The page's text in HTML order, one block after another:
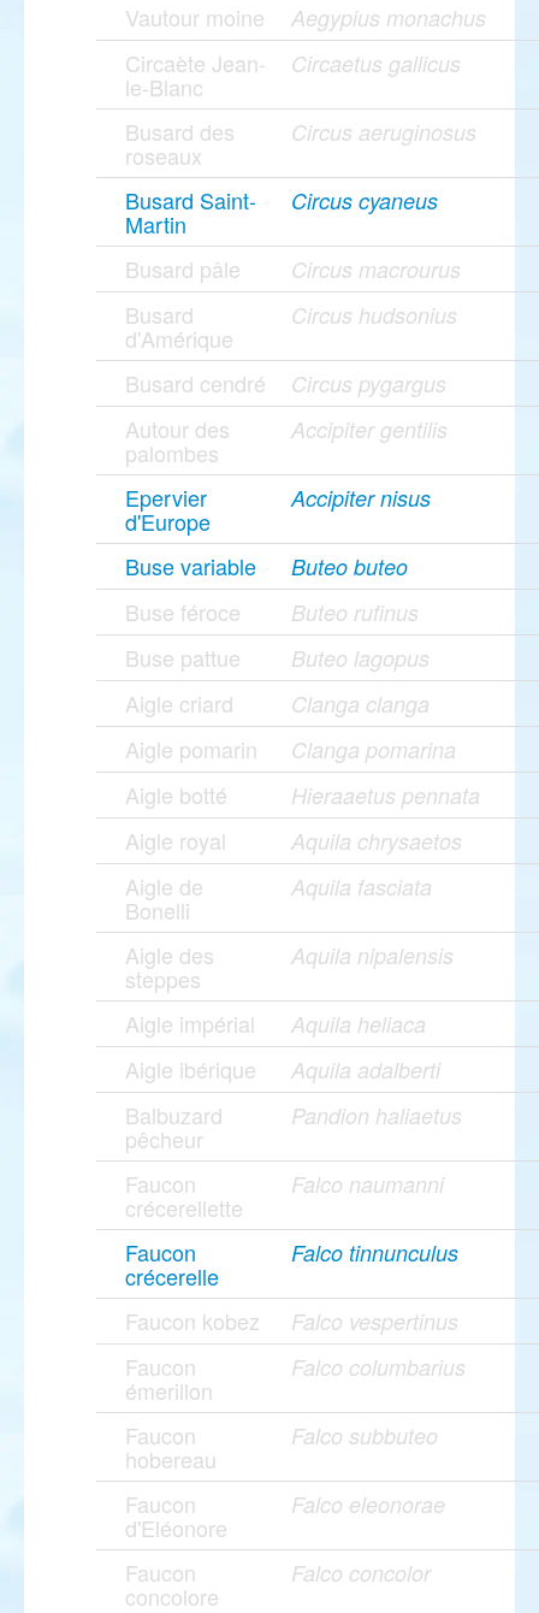
Vautour moine Aegypius monachus
Circaète Jean-
le-Blanc
Circaetus gallicus
Busard des
roseaux
Circus aeruginosus
Busard Saint-
Martin
Circus cyaneus
Busard pâle Circus macrourus
Busard
d'Amérique
Circus hudsonius
Busard cendré Circus pygargus
Autour des
palombes
Accipiter gentilis
Epervier
d'Europe
Accipiter nisus
Buse variable Buteo buteo
Buse féroce Buteo rufinus
Buse pattue Buteo lagopus
Aigle criard Clanga clanga
Aigle pomarin Clanga pomarina
Aigle botté Hieraaetus pennata
Aigle royal Aquila chrysaetos
Aigle de
Bonelli
Aquila fasciata
Aigle des
steppes
Aquila nipalensis
Aigle impérial Aquila heliaca
Aigle ibérique Aquila adalberti
Balbuzard
pêcheur
Pandion haliaetus
Faucon
crécerellette
Falco naumanni
Faucon
crécerelle
Falco tinnunculus
Faucon kobez Falco vespertinus
Faucon
émerillon
Falco columbarius
Faucon
hobereau
Falco subbuteo
Faucon
d'Eléonore
Falco eleonorae
Faucon
concolore
Falco concolor